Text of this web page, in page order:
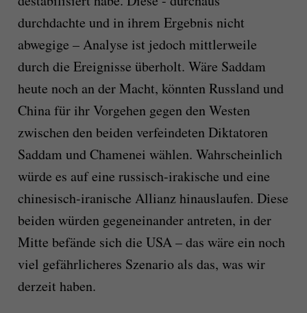
durchdachte und in ihrem Ergebnis nicht
abwegige – Analyse ist jedoch mittlerweile
durch die Ereignisse überholt. Wäre Saddam
heute noch an der Macht, könnten Russland und
China für ihr Vorgehen gegen den Westen
zwischen den beiden verfeindeten Diktatoren
Saddam und Chamenei wählen. Wahrscheinlich
würde es auf eine russisch-irakische und eine
chinesisch-iranische Allianz hinauslaufen. Diese
beiden würden gegeneinander antreten, in der
Mitte befände sich die USA – das wäre ein noch
viel gefährlicheres Szenario als das, was wir
derzeit haben.